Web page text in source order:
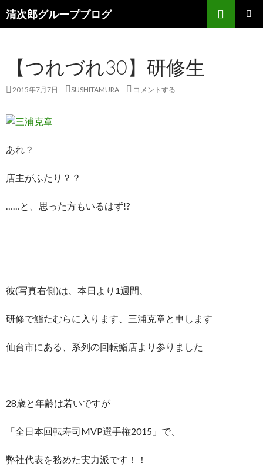
清次郎グループブログ
検
索
へ
ッ
【つれづれ30】研修生
2015年7月7日 SUSHITAMURA コメントする
あれ？
店主がふたり？？
……と、思った方もいるはず!?
彼(写真右側)は、本日より1週間、
研修で鮨たむらに入ります、三浦克章と申します
仙台市にある、系列の回転鮨店より参りました
28歳と年齢は若いですが
「全日本回転寿司MVP選手権2015」で、
弊社代表を務めた実力派です！！